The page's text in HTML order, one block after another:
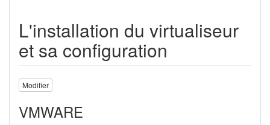
L'installation du virtualiseur
et sa configuration
Modifier
VMWARE